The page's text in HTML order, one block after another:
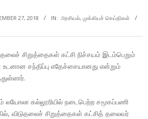
27, 2018 IN: அரசியல், முக்கியச் செய்திகள்
சிறுத்தைகள் கட்சி நிச்சயம் இடம்பெறும்
உடனான சந்திப்பு எதேச்சையானது என்றும்
கல்லூரியில் நடைபெற்ற சமூகப்பணி
விடுதலைச் சிறுத்தைகள் கட்சித் தலைவர்